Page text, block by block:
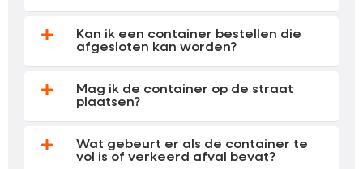
Kan ik een container bestellen die
afgesloten kan worden?
Mag ik de container op de straat
plaatsen?
Wat gebeurt er als de container te
vol is of verkeerd afval bevat?